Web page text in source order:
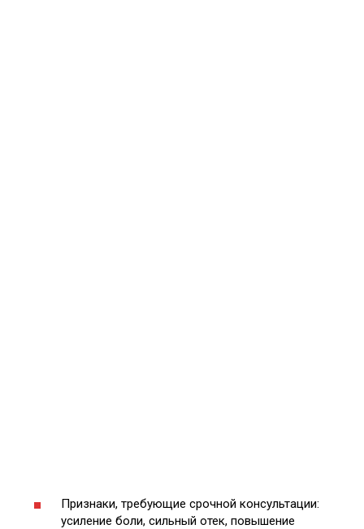
Признаки, требующие срочной консультации:
усиление боли, сильный отек, повышение